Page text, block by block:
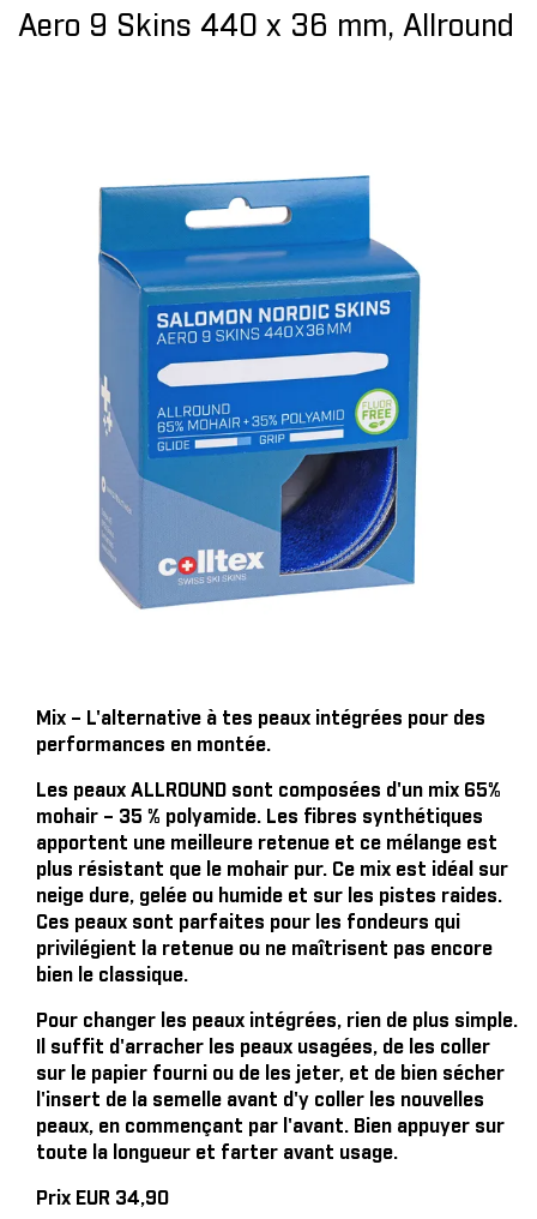
Aero 9 Skins 440 x 36 mm, Allround
Mix – L'alternative à tes peaux intégrées pour des
performances en montée.
Les peaux ALLROUND sont composées d'un mix 65%
mohair – 35 % polyamide. Les fibres synthétiques
apportent une meilleure retenue et ce mélange est
plus résistant que le mohair pur. Ce mix est idéal sur
neige dure, gelée ou humide et sur les pistes raides.
Ces peaux sont parfaites pour les fondeurs qui
privilégient la retenue ou ne maîtrisent pas encore
bien le classique.
Pour changer les peaux intégrées, rien de plus simple.
Il suffit d'arracher les peaux usagées, de les coller
sur le papier fourni ou de les jeter, et de bien sécher
l'insert de la semelle avant d'y coller les nouvelles
peaux, en commençant par l'avant. Bien appuyer sur
toute la longueur et farter avant usage.
Prix EUR 34,90